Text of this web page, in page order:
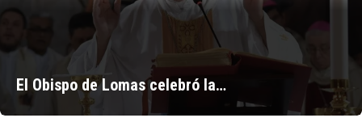
El Obispo de Lomas celebró la…